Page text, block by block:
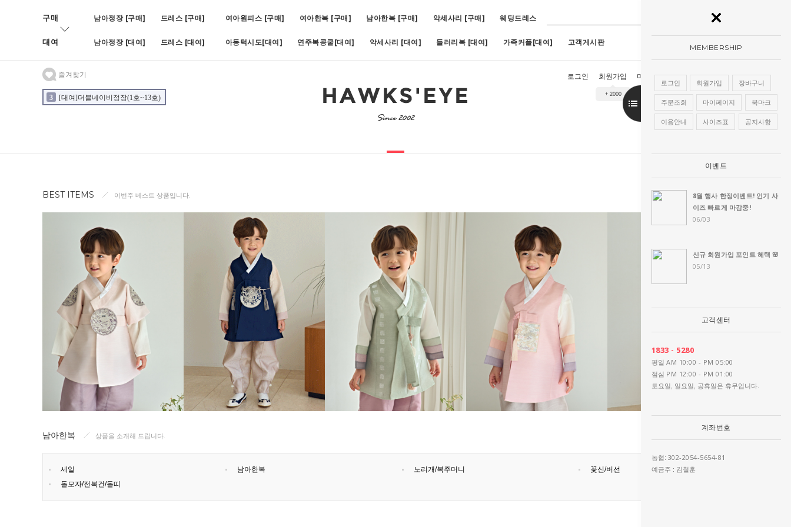
구매 남아정장 [구매] 드레스 [구매] 여아원피스 [구매] 여아한복 [구매] 남아한복 [구매] 악세사리 [구매] 웨딩드레스
대여 남아정장 [대여] 드레스 [대여] 아동턱시도[대여] 연주복콩쿨[대여] 악세사리 [대여] 들러리복 [대여] 가족커플[대여] 고객게시판
즐겨찾기
3 [대여]더블네이비정장(1호~13호) [대여]쥬비화이트(1호~11호) [대여]아스터슬림턱시도(1호~19호) [구매]아루네스진주 (1호~13호) [구매]아란한복드레스(핑크)(1호~13
로그인 회원가입
+ 2000
마이페이지 장바구니 주문조회
MEMBERSHIP
로그인 회원가입 장바구니
주문조회 마이페이지 북마크
이용안내 사이즈표 공지사항
이벤트
8월 행사 한정이벤트! 인기 사
이즈 빠르게 마감중!
06/03
신규 회원가입 포인트 혜택 🌸
05/13
고객센터
1833 - 5280
평일 AM 10:00 - PM 05:00
점심 PM 12:00 - PM 01:00
토요일, 일요일, 공휴일은 휴무입니다.
계좌번호
농협: 302-2054-5654-81
예금주 : 김철훈
BEST ITEMS 이번주 베스트 상품입니다.
남아한복 상품을 소개해 드립니다.
세일 남아한복 노리개/복주머니
꽃신/버선
돌모자/전복건/돌띠